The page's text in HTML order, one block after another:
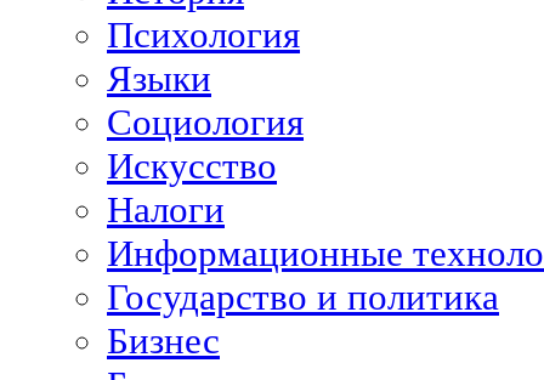
Психология
Языки
Социология
Искусство
Налоги
Информационные
Государство и политика
Бизнес